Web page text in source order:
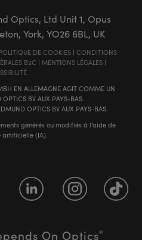
Optics, Ltd Unit 1, Opus
York, YO26 6BL, UK
DE COOKIES| CONDITIONS
B2C | MENTIONS LÉGALES|
EN ALLEMAGNE AGIT COMME UN
BV AUX PAYS-BAS.
OPTICS BV AUX PAYS-BAS.
générés ou modifiés à l'aide de
(IA).
On Optics®